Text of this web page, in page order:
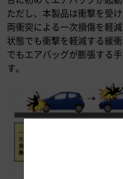
ただし、本製品は衝撃を受
両衝突による一次損傷を軽
状態でも衝撃を軽減する緩
でもエアバッグが膨張する
す。